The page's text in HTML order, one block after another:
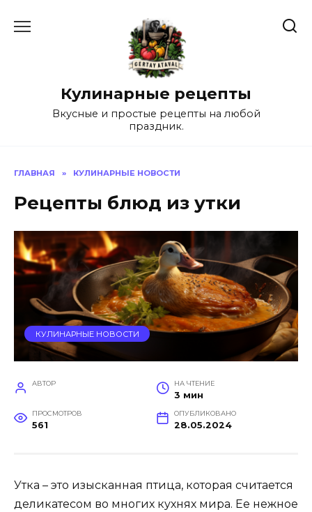
Кулинарные рецепты
Вкусные и простые рецепты на любой
праздник.
ГЛАВНАЯ » КУЛИНАРНЫЕ НОВОСТИ
Рецепты блюд из утки
КУЛИНАРНЫЕ НОВОСТИ
АВТОР НА ЧТЕНИЕ
3 мин
ПРОСМОТРОВ
561
ОПУБЛИКОВАНО
28.05.2024
Утка – это изысканная птица, которая считается
деликатесом во многих кухнях мира. Ее нежное